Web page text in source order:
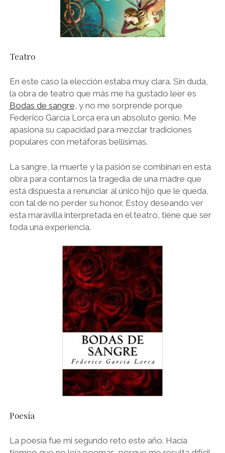
Teatro
En este caso la elección estaba muy clara. Sin duda,
la obra de teatro que más me ha gustado leer es
Bodas de sangre, y no me sorprende porque
Federico García Lorca era un absoluto genio. Me
apasiona su capacidad para mezclar tradiciones
populares con metáforas bellísimas.
La sangre, la muerte y la pasión se combinan en esta
obra para contarnos la tragedia de una madre que
está dispuesta a renunciar al único hijo que le queda,
con tal de no perder su honor. Estoy deseando ver
esta maravilla interpretada en el teatro, tiene que ser
toda una experiencia.
Poesía
La poesía fue mi segundo reto este año. Hacía